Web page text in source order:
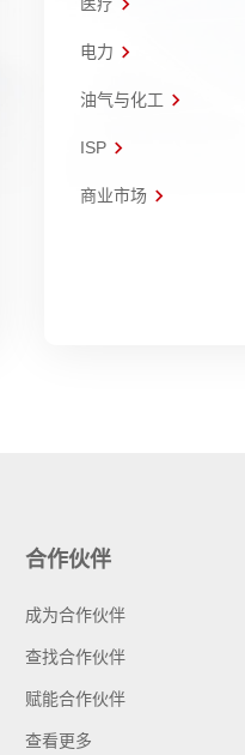
电力
油气与化工
ISP
商业市场
合作伙伴
成为合作伙伴
查找合作伙伴
赋能合作伙伴
查看更多